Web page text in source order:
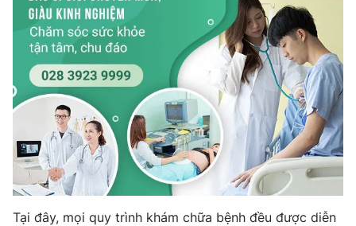
Cơ quan báo chí: Thời báo VTV
Giấy phép hoạt động báo in và báo điện tử số 483/GP-BTTTT
cấp ngày 29/12/2023
Tổng Biên tập:Vũ Thanh Thủy
Phó Tổng Biên tập:
Nguyễn Thị Mỹ Hạnh, Phạm Quốc Thắng,
Nguyễn Trọng Ninh
Tổng đài VTV:024.38 355 931 - 024.38 355 932
Ðiện thoại Thời báo VTV:024.66 897 897
Email:toasoan@vtv.vn
Tại đây, mọi quy trình khám chữa bệnh đều được diễn